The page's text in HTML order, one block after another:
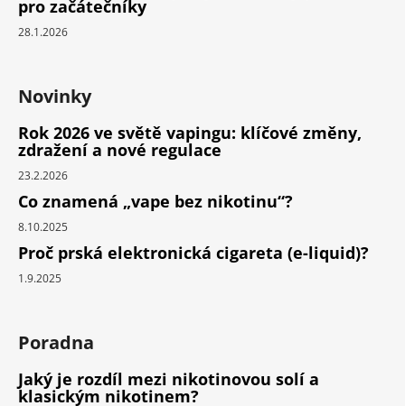
pro začátečníky
28.1.2026
Novinky
Rok 2026 ve světě vapingu: klíčové změny,
zdražení a nové regulace
23.2.2026
Co znamená „vape bez nikotinu“?
8.10.2025
Proč prská elektronická cigareta (e-liquid)?
1.9.2025
Poradna
Jaký je rozdíl mezi nikotinovou solí a
klasickým nikotinem?